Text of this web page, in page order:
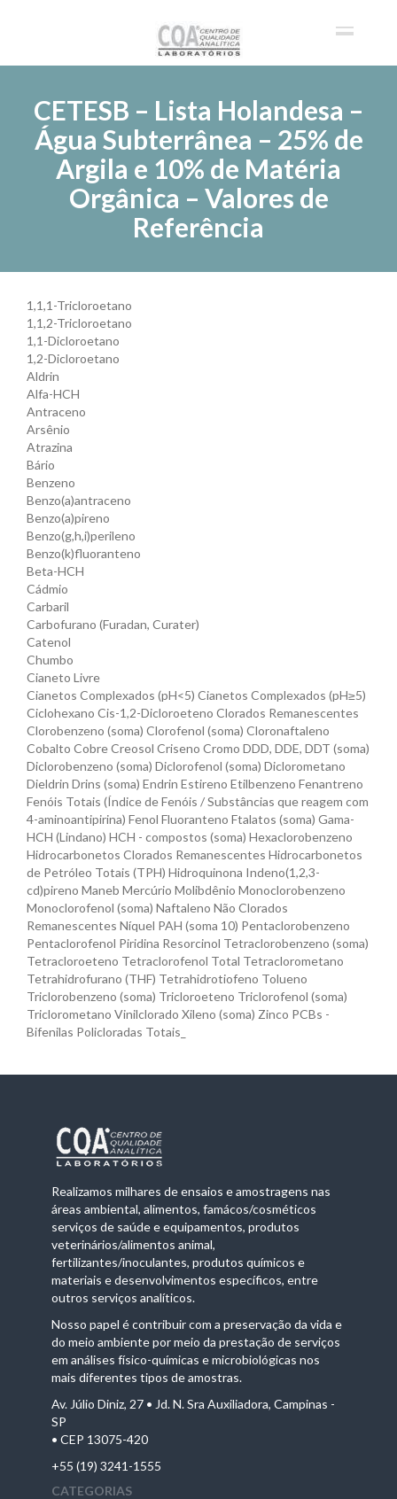
CETESB – Lista Holandesa –
Água Subterrânea – 25% de
Argila e 10% de Matéria
Orgânica – Valores de
Referência
1,1,1-Tricloroetano
1,1,2-Tricloroetano
1,1-Dicloroetano
1,2-Dicloroetano
Aldrin
Alfa-HCH
Antraceno
Arsênio
Atrazina
Bário
Benzeno
Benzo(a)antraceno
Benzo(a)pireno
Benzo(g,h,i)perileno
Benzo(k)fluoranteno
Beta-HCH
Cádmio
Carbaril
Carbofurano (Furadan, Curater)
Catenol
Chumbo
Cianeto Livre
Cianetos Complexados (pH<5) Cianetos Complexados (pH≥5)
Ciclohexano Cis-1,2-Dicloroeteno Clorados Remanescentes
Clorobenzeno (soma) Clorofenol (soma) Cloronaftaleno
Cobalto Cobre Creosol Criseno Cromo DDD, DDE, DDT (soma)
Diclorobenzeno (soma) Diclorofenol (soma) Diclorometano
Dieldrin Drins (soma) Endrin Estireno Etilbenzeno Fenantreno
Fenóis Totais (Índice de Fenóis / Substâncias que reagem com
4-aminoantipirina) Fenol Fluoranteno Ftalatos (soma) Gama-
HCH (Lindano) HCH - compostos (soma) Hexaclorobenzeno
Hidrocarbonetos Clorados Remanescentes Hidrocarbonetos
de Petróleo Totais (TPH) Hidroquinona Indeno(1,2,3-
cd)pireno Maneb Mercúrio Molibdênio Monoclorobenzeno
Monoclorofenol (soma) Naftaleno Não Clorados
Remanescentes Níquel PAH (soma 10) Pentaclorobenzeno
Pentaclorofenol Piridina Resorcinol Tetraclorobenzeno (soma)
Tetracloroeteno Tetraclorofenol Total Tetraclorometano
Tetrahidrofurano (THF) Tetrahidrotiofeno Tolueno
Triclorobenzeno (soma) Tricloroeteno Triclorofenol (soma)
Triclorometano Vinilclorado Xileno (soma) Zinco PCBs -
Bifenilas Policloradas Totais_
Realizamos milhares de ensaios e amostragens nas
áreas ambiental, alimentos, famácos/cosméticos
serviços de saúde e equipamentos, produtos
veterinários/alimentos animal,
fertilizantes/inoculantes, produtos químicos e
materiais e desenvolvimentos específicos, entre
outros serviços analíticos.
Nosso papel é contribuir com a preservação da vida e
do meio ambiente por meio da prestação de serviços
em análises físico-químicas e microbiológicas nos
mais diferentes tipos de amostras.
Av. Júlio Diniz, 27 • Jd. N. Sra Auxiliadora, Campinas -
SP
• CEP 13075-420
+55 (19) 3241-1555
CATEGORIAS